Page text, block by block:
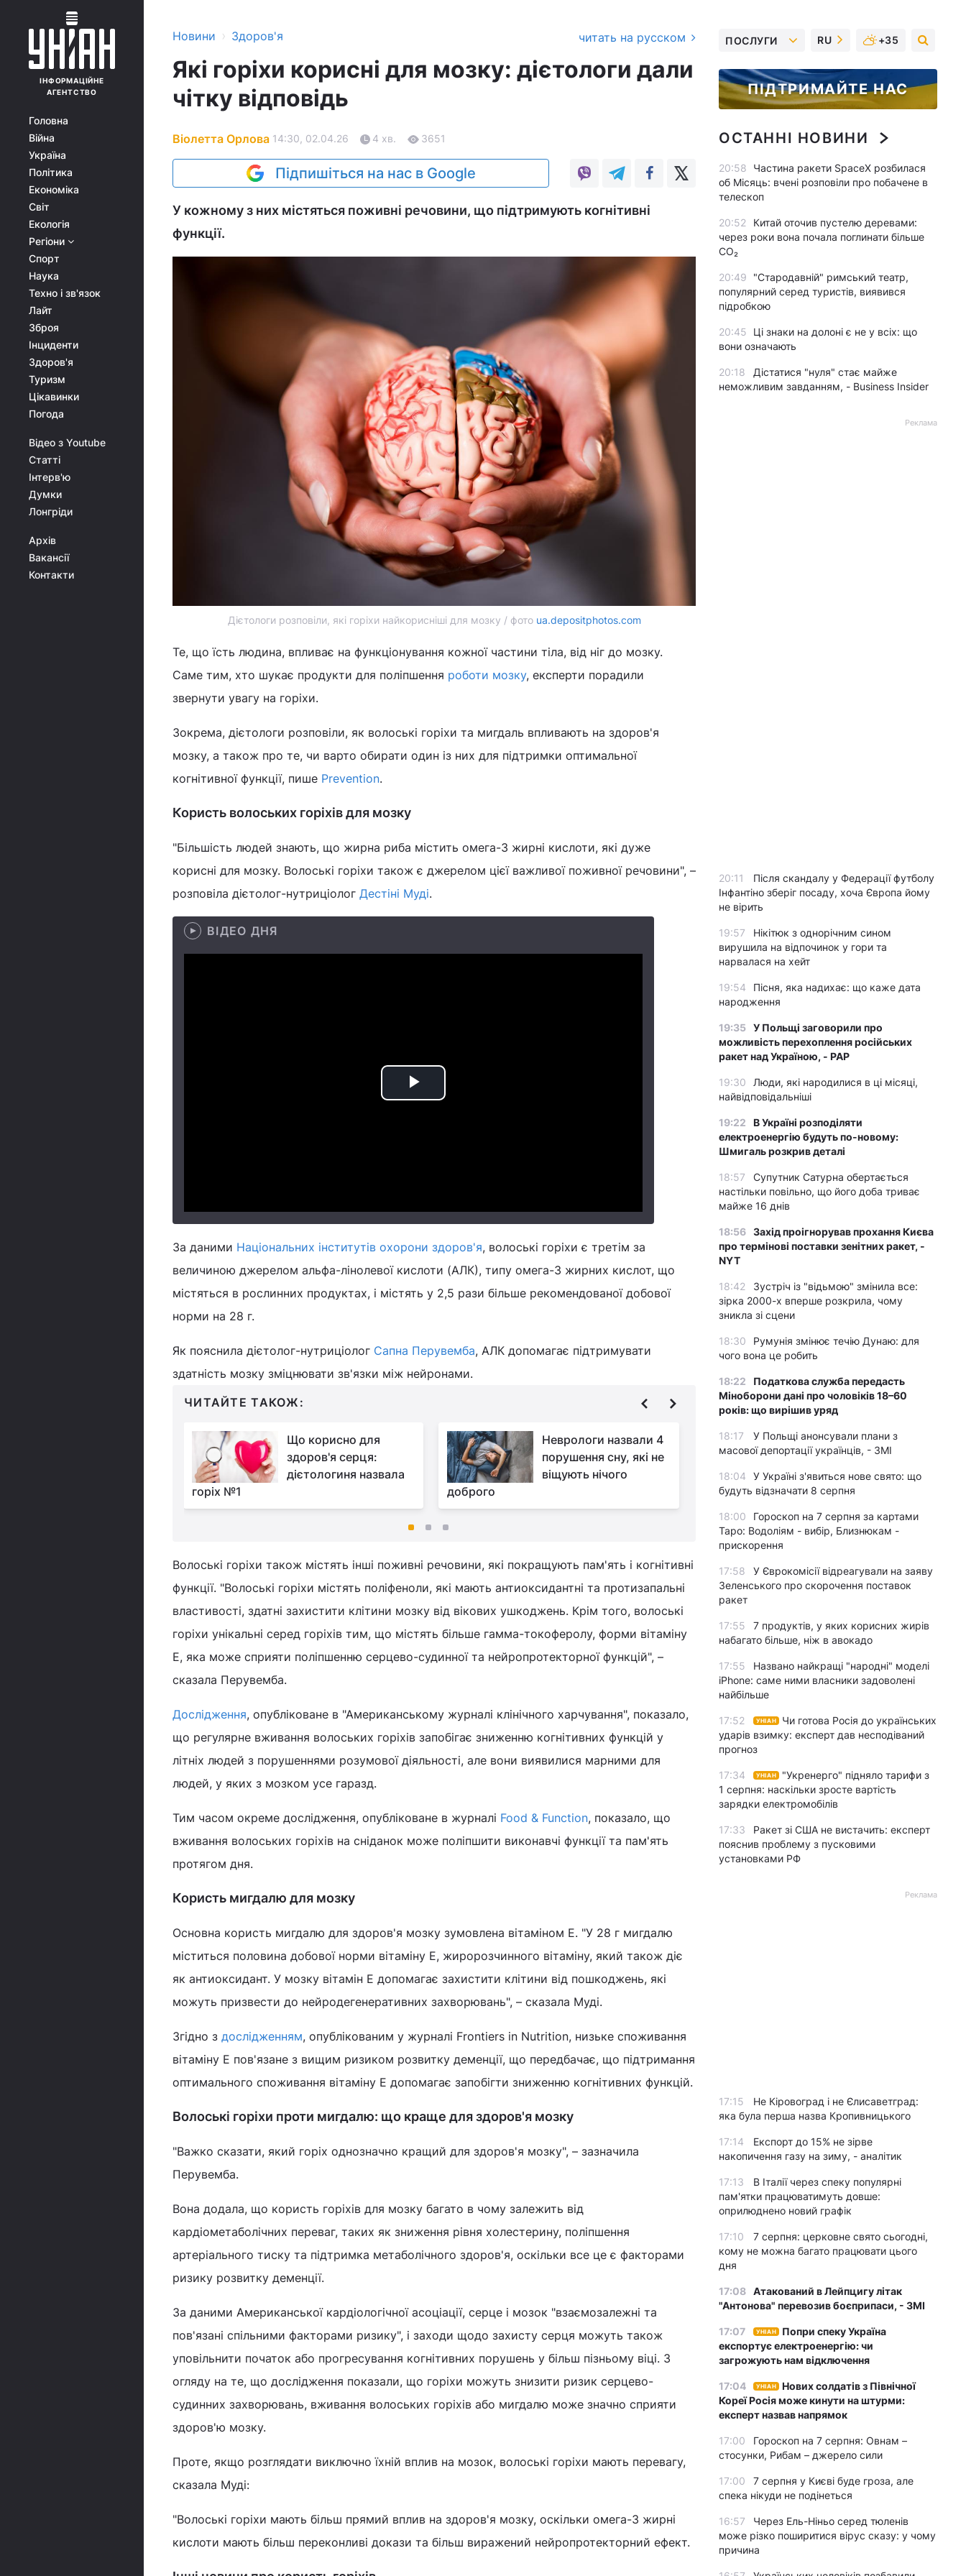
ІНФОРМАЦІЙНЕ
АГЕНТСТВО
Головна
Війна
Україна
Політика
Економіка
Світ
Екологія
Регіони
Спорт
Наука
Техно і зв'язок
Лайт
Зброя
Інциденти
Здоров'я
Туризм
Цікавинки
Погода
Відео з Youtube
Статті
Інтерв'ю
Думки
Лонгріди
Архів
Вакансії
Контакти
Новини › Здоров'я читать на русском
Які горіхи корисні для мозку: дієтологи дали
чітку відповідь
Віолетта Орлова 14:30, 02.04.26 4 хв. 3651
Підпишіться на нас в Google
У кожному з них містяться поживні речовини, що підтримують когнітивні
функції.
Дієтологи розповіли, які горіхи найкорисніші для мозку / фото ua.depositphotos.com
Те, що їсть людина, впливає на функціонування кожної частини тіла, від ніг до мозку.
Саме тим, хто шукає продукти для поліпшення роботи мозку, експерти порадили
звернути увагу на горіхи.
Зокрема, дієтологи розповіли, як волоські горіхи та мигдаль впливають на здоров'я
мозку, а також про те, чи варто обирати один із них для підтримки оптимальної
когнітивної функції, пише Prevention.
Користь волоських горіхів для мозку
"Більшість людей знають, що жирна риба містить омега-3 жирні кислоти, які дуже
корисні для мозку. Волоські горіхи також є джерелом цієї важливої поживної речовини", –
розповіла дієтолог-нутриціолог Дестіні Муді.
ВІДЕО ДНЯ
Play
За даними Національних інститутів охорони здоров'я, волоські горіхи є третім за
величиною джерелом альфа-лінолевої кислоти (АЛК), типу омега-3 жирних кислот, що
містяться в рослинних продуктах, і містять у 2,5 рази більше рекомендованої добової
норми на 28 г.
Як пояснила дієтолог-нутриціолог Сапна Перувемба, АЛК допомагає підтримувати
здатність мозку зміцнювати зв'язки між нейронами.
ЧИТАЙТЕ ТАКОЖ:
Що корисно для
здоров'я серця:
дієтологиня назвала
горіх №1
Неврологи назвали 4
порушення сну, які не
віщують нічого
доброго
Прорив у нейронауці:
німецький дослідник
пояснив, як працює
навігаційна система мозку
Волоські горіхи також містять інші поживні речовини, які покращують пам'ять і когнітивні
функції. "Волоські горіхи містять поліфеноли, які мають антиоксидантні та протизапальні
властивості, здатні захистити клітини мозку від вікових ушкоджень. Крім того, волоські
горіхи унікальні серед горіхів тим, що містять більше гамма-токоферолу, форми вітаміну
Е, яка може сприяти поліпшенню серцево-судинної та нейропротекторної функцій", –
сказала Перувемба.
Дослідження, опубліковане в "Американському журналі клінічного харчування", показало,
що регулярне вживання волоських горіхів запобігає зниженню когнітивних функцій у
літніх людей з порушеннями розумової діяльності, але вони виявилися марними для
людей, у яких з мозком усе гаразд.
Тим часом окреме дослідження, опубліковане в журналі Food & Function, показало, що
вживання волоських горіхів на сніданок може поліпшити виконавчі функції та пам'ять
протягом дня.
Користь мигдалю для мозку
Основна користь мигдалю для здоров'я мозку зумовлена вітаміном Е. "У 28 г мигдалю
міститься половина добової норми вітаміну Е, жиророзчинного вітаміну, який також діє
як антиоксидант. У мозку вітамін Е допомагає захистити клітини від пошкоджень, які
можуть призвести до нейродегенеративних захворювань", – сказала Муді.
Згідно з дослідженням, опублікованим у журналі Frontiers in Nutrition, низьке споживання
вітаміну Е пов'язане з вищим ризиком розвитку деменції, що передбачає, що підтримання
оптимального споживання вітаміну Е допомагає запобігти зниженню когнітивних функцій.
Волоські горіхи проти мигдалю: що краще для здоров'я мозку
"Важко сказати, який горіх однозначно кращий для здоров'я мозку", – зазначила
Перувемба.
Вона додала, що користь горіхів для мозку багато в чому залежить від
кардіометаболічних переваг, таких як зниження рівня холестерину, поліпшення
артеріального тиску та підтримка метаболічного здоров'я, оскільки все це є факторами
ризику розвитку деменції.
За даними Американської кардіологічної асоціації, серце і мозок "взаємозалежні та
пов'язані спільними факторами ризику", і заходи щодо захисту серця можуть також
уповільнити початок або прогресування когнітивних порушень у більш пізньому віці. З
огляду на те, що дослідження показали, що горіхи можуть знизити ризик серцево-
судинних захворювань, вживання волоських горіхів або мигдалю може значно сприяти
здоров'ю мозку.
Проте, якщо розглядати виключно їхній вплив на мозок, волоські горіхи мають перевагу,
сказала Муді:
"Волоські горіхи мають більш прямий вплив на здоров'я мозку, оскільки омега-3 жирні
кислоти мають більш переконливі докази та більш виражений нейропротекторний ефект.
ПОСЛУГИ RU +35
ПІДТРИМАЙТЕ НАС
ОСТАННІ НОВИНИ
20:58
Частина ракети SpaceX розбилася
об Місяць: вчені розповіли про побачене в
телескоп
20:52
Китай оточив пустелю деревами:
через роки вона почала поглинати більше
CO₂
20:49
"Стародавній" римський театр,
популярний серед туристів, виявився
підробкою
20:45
Ці знаки на долоні є не у всіх: що
вони означають
20:18
Дістатися "нуля" стає майже
неможливим завданням, - Business Insider
Реклама
20:11
Після скандалу у Федерації футболу
Інфантіно зберіг посаду, хоча Європа йому
не вірить
19:57
Нікітюк з однорічним сином
вирушила на відпочинок у гори та
нарвалася на хейт
19:54
Пісня, яка надихає: що каже дата
народження
19:35 У Польщі заговорили про
можливість перехоплення російських
ракет над Україною, - PAP
19:30
Люди, які народилися в ці місяці,
найвідповідальніші
19:22
В Україні розподіляти
електроенергію будуть по-новому:
Шмигаль розкрив деталі
18:57
Супутник Сатурна обертається
настільки повільно, що його доба триває
майже 16 днів
18:56 Захід проігнорував прохання Києва
про термінові поставки зенітних ракет, -
NYT
18:42
Зустріч із "відьмою" змінила все:
зірка 2000-х вперше розкрила, чому
зникла зі сцени
18:30
Румунія змінює течію Дунаю: для
чого вона це робить
18:22
Податкова служба передасть
Міноборони дані про чоловіків 18–60
років: що вирішив уряд
18:17
У Польщі анонсували плани з
масової депортації українців, - ЗМІ
18:04
У Україні з'явиться нове свято: що
будуть відзначати 8 серпня
18:00
Гороскоп на 7 серпня за картами
Таро: Водоліям - вибір, Близнюкам -
прискорення
17:58
У Єврокомісії відреагували на заяву
Зеленського про скорочення поставок
ракет
17:55
7 продуктів, у яких корисних жирів
набагато більше, ніж в авокадо
17:55
Названо найкращі "народні" моделі
iPhone: саме ними власники задоволені
найбільше
17:52 УНІАН
Чи готова Росія до українських
ударів взимку: експерт дав несподіваний
прогноз
17:34 УНІАН
"Укренерго" підняло тарифи з
1 серпня: наскільки зросте вартість
зарядки електромобілів
17:33
Ракет зі США не вистачить: експерт
пояснив проблему з пусковими
установками РФ
Реклама
17:15
Не Кіровоград і не Єлисаветград:
яка була перша назва Кропивницького
17:14
Експорт до 15% не зірве
накопичення газу на зиму, - аналітик
17:13
В Італії через спеку популярні
пам'ятки працюватимуть довше:
оприлюднено новий графік
17:10
7 серпня: церковне свято сьогодні,
кому не можна багато працювати цього
дня
17:08 Атакований в Лейпцигу літак
"Антонова" перевозив боєприпаси, - ЗМІ
17:07 УНІАН
Попри спеку Україна
експортує електроенергію: чи
загрожують нам відключення
17:04 УНІАН
Нових солдатів з Північної
Кореї Росія може кинути на штурми:
експерт назвав напрямок
17:00
Гороскоп на 7 серпня: Овнам –
стосунки, Рибам – джерело сили
17:00
7 серпня у Києві буде гроза, але
спека нікуди не подінеться
16:57
Через Ель-Ніньо серед тюленів
може різко поширитися вірус сказу: у чому
причина